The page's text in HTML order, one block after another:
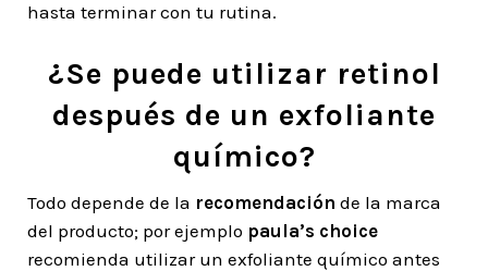
hasta terminar con tu rutina.
¿Se puede utilizar retinol
después de un exfoliante
químico?
Todo depende de la recomendación de la marca
del producto; por ejemplo paula’s choice
recomienda utilizar un exfoliante químico antes